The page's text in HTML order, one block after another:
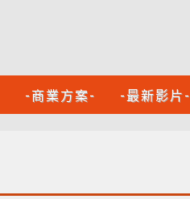
-商業方案- -最新影片-